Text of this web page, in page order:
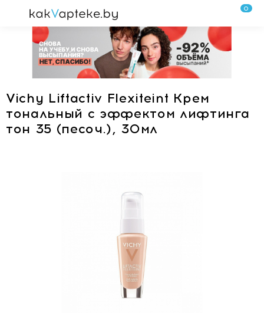
0
Vichy Liftactiv Flexiteint Крем
тональный с эффектом лифтинга
тон 35 (песоч.), 30мл